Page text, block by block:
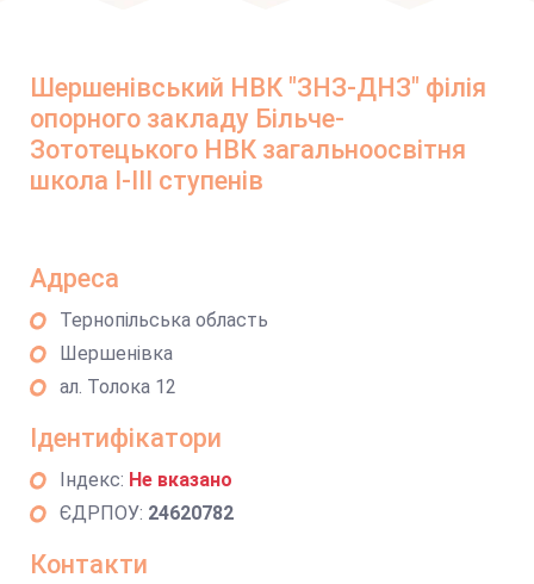
Шершенівський НВК "ЗНЗ-ДНЗ" філія
опорного закладу Більче-
Зототецького НВК загальноосвітня
школа І-ІІІ ступенів
Адреса
Тернопільська область
Шершенівка
ал. Толока 12
Ідентифікатори
Індекс: Не вказано
ЄДРПОУ: 24620782
Контакти